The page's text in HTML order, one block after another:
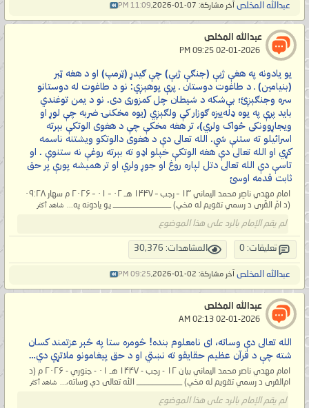
عبدالله المخلص آخر مشاركة: 07-01-2026, 11:09 PM
عبدالله المخلص
يو يادونه په هغې ژبې (جنګې ژبې) چې ګيدړ (ټرمپ) او د هغه ټبر
(بنيامين) ـ د طاغوت دوستان ـ پرې پوهېږي: نو د طاغوت له دوستانو
سره وجنګېږئ؛ بې‌شکه د شيطان چل کمزورى دى. نو د يمن توغندي
باید پرې په يوه ډله‌ييزه ګوزار کې ولګېږي (يوه مخکنۍ ضربه چې لوړ او
ويجاړوونکی ځواک ولري)، تر هغه مخکې چې د هغوی الوتکې بېرته
اسرائيلو ته ستنې شي. الله تعالی دې د هغوی دالوتکو ویشتنه ناسمه
کړي او الله تعالی دې هغه الوتکې خپلو اډو ته بېرته روغې نه ستنوې . او
تاسې دې الله تعالی دتل لپاره روغ او جوړ ولري او تر همیشه پورې پر حق
ثابت قدمه اوسئ
امام مهدي ناصِر محمد اليماني ۱۳ – رجب – ۱۴۴۷ هـ ۰۲ – ۰۱ – ۲۰۲۶ م سهار ۰۹:۲۸
(د امّ القُرى د رسمي تقويم له مخې) ______________ يو يادونه په... شاهد أكثر
لم يقم الإمام بالرد على هذا الموضوع
تعليقات: 0 المشاهدات: 30,376
عبدالله المخلص آخر مشاركة: 02-01-2026, 09:25 PM
عبدالله المخلص
الله تعالی دې وساته، ای نامعلوم بنده! څومره ستا په څېر عزتمند کسان
شته چې د قرآن عظیم حقایقو ته نښتي او د حق پیغامونو ملاتړي دي…
امام مهدي ناصر محمد اليماني بیان ۱۲ - رجب - ۱۴۴۷ هـ ۰۱ - جنوري - ۲۰۲۶ م (د
ام‌القری د رسمي تقویم له مخې) ___________ الله تعالی دې وساته،... شاهد أكثر
لم يقم الإمام بالرد على هذا الموضوع